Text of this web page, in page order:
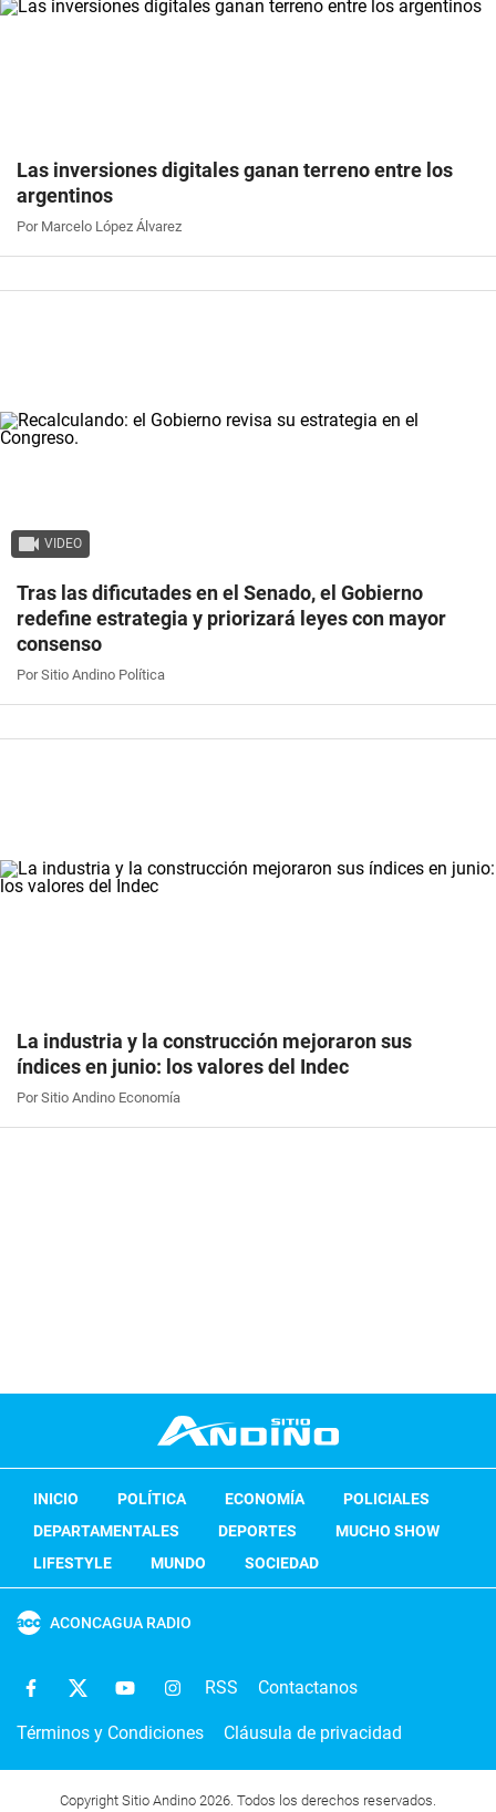
Las inversiones digitales ganan terreno entre los
argentinos
Por Marcelo López Álvarez
VIDEO
Tras las dificutades en el Senado, el Gobierno
redefine estrategia y priorizará leyes con mayor
consenso
Por Sitio Andino Política
La industria y la construcción mejoraron sus
índices en junio: los valores del Indec
Por Sitio Andino Economía
INICIO POLÍTICA ECONOMÍA
POLICIALES
DEPARTAMENTALES
DEPORTES
MUCHO SHOW
LIFESTYLE
MUNDO SOCIEDAD
ACONCAGUA RADIO
RSS Contactanos
Términos y Condiciones Cláusula de privacidad
Copyright Sitio Andino 2026. Todos los derechos reservados.